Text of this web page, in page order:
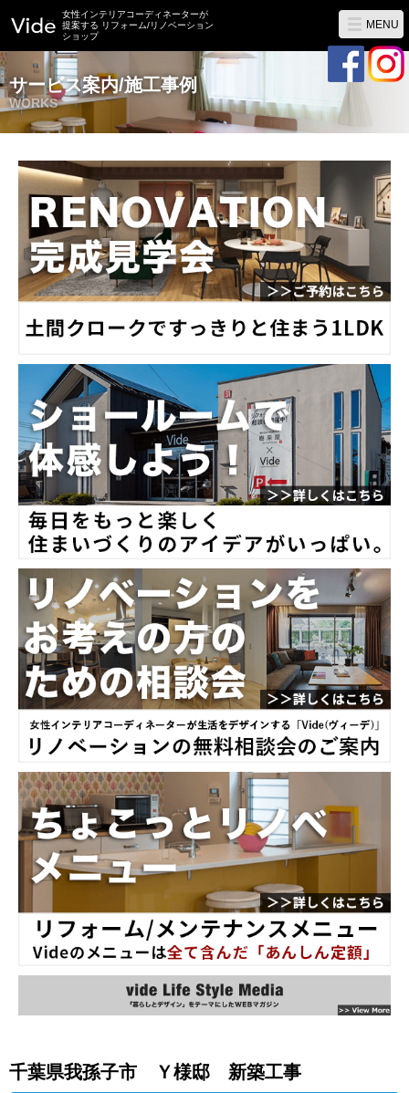
女性インテリアコーディネーターが
提案する リフォーム/リノベーション
ショップ
サービス案内/施工事例
WORKS
MENU
千葉県我孫子市 Ｙ様邸 新築工事